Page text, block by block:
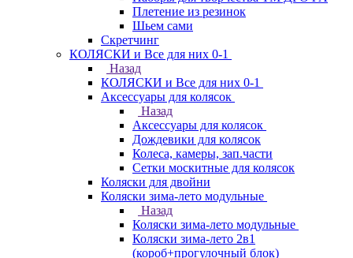
Плетение из резинок
Шьем сами
Скретчинг
КОЛЯСКИ и Все для них 0-1
Назад
КОЛЯСКИ и Все для них 0-1
Аксессуары для колясок
Назад
Аксессуары для колясок
Дождевики для колясок
Колеса, камеры, зап.части
Сетки москитные для колясок
Коляски для двойни
Коляски зима-лето модульные
Назад
Коляски зима-лето модульные
Коляски зима-лето 2в1
(короб+прогулочный блок)